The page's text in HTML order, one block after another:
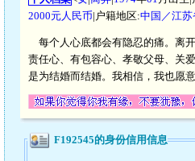
2000元人民币|户籍地区:中国／江
每个人心底都会有隐忍的痛。离
责任心、有包容心、孝敬父母、关
是为结婚而结婚。我相信，我也愿
F192545的身份信用信息